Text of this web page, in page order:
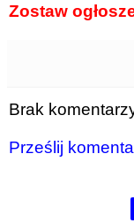
Zostaw
Brak
Prześlij